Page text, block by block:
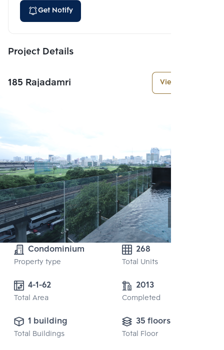
Get Notify
Project Details
185 Rajadamri View More
Condominium
Property type
268
Total Units
4-1-62
Total Area
2013
Completed
1 building
Total Buildings
35 floors
Total Floor